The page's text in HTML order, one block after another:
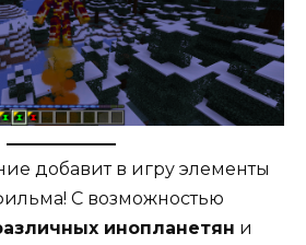
добавит в игру элементы
С возможностью
инопланетян и